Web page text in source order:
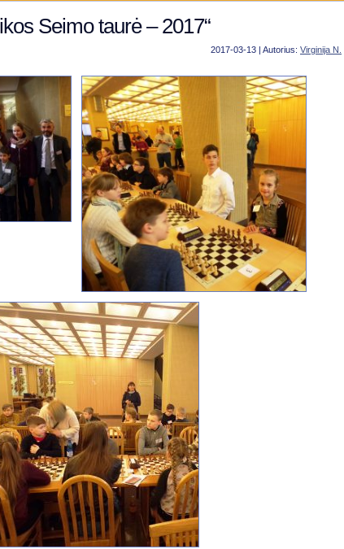
Seimo taurė – 2017“
2017-03-13 | Autorius: Virginija N.